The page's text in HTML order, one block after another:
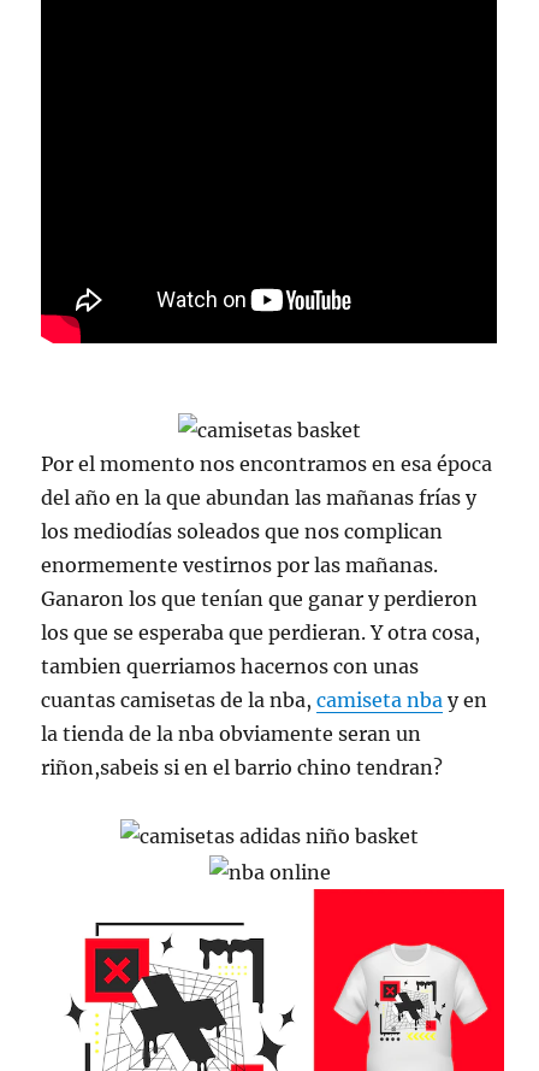
Por el momento nos encontramos en esa época
del año en la que abundan las mañanas frías y
los mediodías soleados que nos complican
enormemente vestirnos por las mañanas.
Ganaron los que tenían que ganar y perdieron
los que se esperaba que perdieran. Y otra cosa,
tambien querriamos hacernos con unas
cuantas camisetas de la nba,camiseta nba y en
la tienda de la nba obviamente seran un
riñon,sabeis si en el barrio chino tendran?